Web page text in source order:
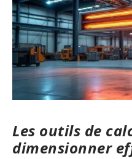
Les outils de
dimensionner